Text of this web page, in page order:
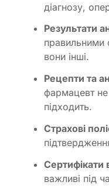
діагнозу,
Результати
вони інші.
Рецепти та
фармацевт
підходить.
Страхові
Сертифікати
важливі під